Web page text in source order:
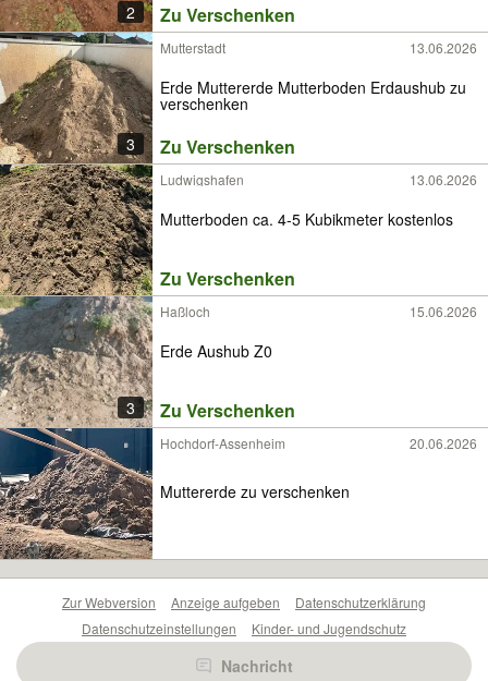
2 Zu Verschenken
3
Mutterstadt 13.06.2026
Erde Muttererde Mutterboden Erdaushub zu
verschenken
Zu Verschenken
Ludwigshafen 13.06.2026
Mutterboden ca. 4-5 Kubikmeter kostenlos
Zu Verschenken
3
Haßloch 15.06.2026
Erde Aushub Z0
Zu Verschenken
Hochdorf-Assenheim 20.06.2026
Muttererde zu verschenken
Nachricht
Zur Webversion Anzeige aufgeben
Datenschutzerklärung
Datenschutzeinstellungen
Kinder- und Jugendschutz
Barrierefreiheitserklärung